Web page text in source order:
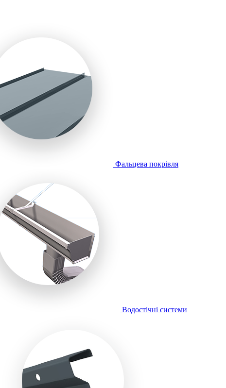
Фальцева покрівля
Водостічні системи